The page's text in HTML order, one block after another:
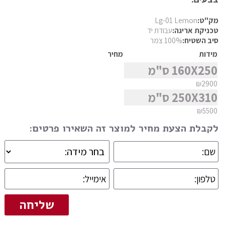
פרסי נהין
פרסי סנה
פרסי קום
פרסי קום משי
פרסי קלארדש
פרסי קשאן
מק"ט:Lg-01 Lemon
טכניקת אריגה:עבודת יד
סיב השטיח:100% צמר
מידות
מחיר
160X250 ס"מ
₪2900
250X310 ס"מ
₪5500
לקבלת הצעת מחיר למוצר זה השאירו פרטים: